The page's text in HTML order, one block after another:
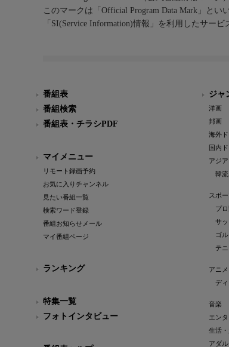
このマークは「Official Program Data Mark」とい
「SI(Service Information)情報」を利用したサー
番組表
番組検索
番組表・チラシPDF
マイメニュー
リモート録画予約
お気に入りチャンネル
見たい番組一覧
検索ワード登録
番組お知らせメール
マイ番組ページ
ランキング
特集一覧
フォトインタビュー
ジャ
洋画
邦画
海外
国内
アジ
韓流
スポ
プ
サ
ゴ
テニ
アニ
デ
音楽
エンタ
生活
アダル